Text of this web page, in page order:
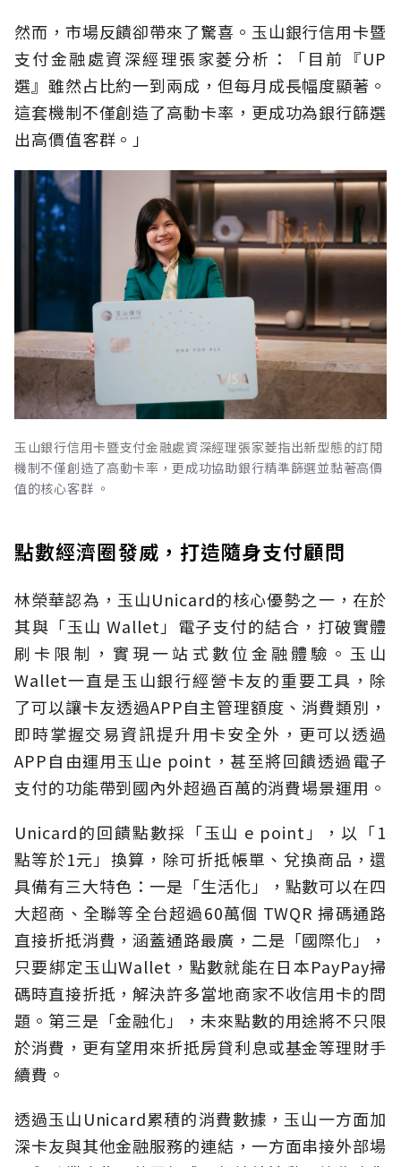
然而，市場反饋卻帶來了驚喜。玉山銀行信用卡暨
支付金融處資深經理張家菱分析：「目前『UP
選』雖然占比約一到兩成，但每月成長幅度顯著。
這套機制不僅創造了高動卡率，更成功為銀行篩選
出高價值客群。」
玉山銀行信用卡暨支付金融處資深經理張家菱指出新型態的訂閱
機制不僅創造了高動卡率，更成功協助銀行精準篩選並黏著高價
值的核心客群 。
點數經濟圈發威，打造隨身支付顧問
林榮華認為，玉山Unicard的核心優勢之一，在於
其與「玉山 Wallet」電子支付的結合，打破實體
刷卡限制，實現一站式數位金融體驗。玉山
Wallet一直是玉山銀行經營卡友的重要工具，除
了可以讓卡友透過APP自主管理額度、消費類別，
即時掌握交易資訊提升用卡安全外，更可以透過
APP自由運用玉山e point，甚至將回饋透過電子
支付的功能帶到國內外超過百萬的消費場景運用。
Unicard的回饋點數採「玉山 e point」，以「1
點等於1元」換算，除可折抵帳單、兌換商品，還
具備有三大特色：一是「生活化」，點數可以在四
大超商、全聯等全台超過60萬個 TWQR 掃碼通路
直接折抵消費，涵蓋通路最廣，二是「國際化」，
只要綁定玉山Wallet，點數就能在日本PayPay掃
碼時直接折抵，解決許多當地商家不收信用卡的問
題。第三是「金融化」，未來點數的用途將不只限
於消費，更有望用來折抵房貸利息或基金等理財手
續費。
透過玉山Unicard累積的消費數據，玉山一方面加
深卡友與其他金融服務的連結，一方面串接外部場